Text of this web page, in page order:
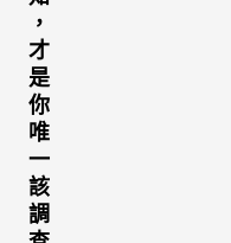
，
才
是
你
唯
一
該
調